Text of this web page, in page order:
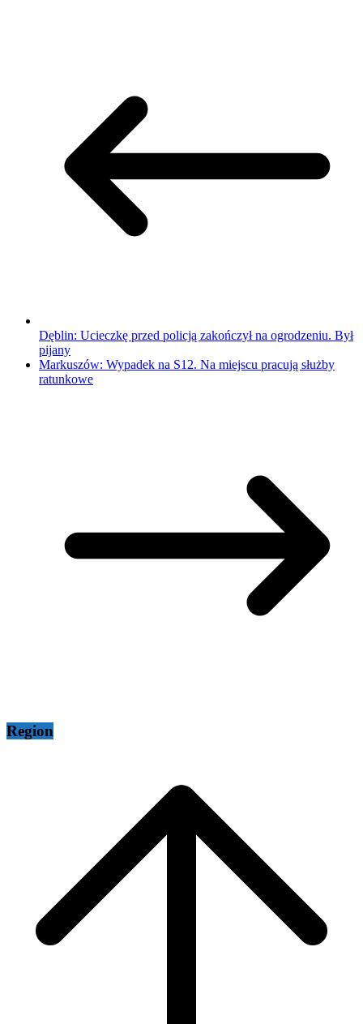
Dęblin: Ucieczkę przed policją zakończył na ogrodzeniu. Był
pijany
Markuszów: Wypadek na S12. Na miejscu pracują służby
ratunkowe
Region